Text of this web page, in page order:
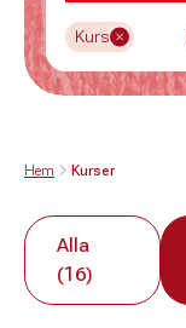
Kurs
Hem Kurser
Alla
(16)